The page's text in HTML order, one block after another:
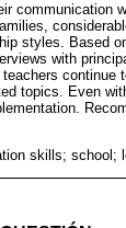
communication
styles. Based
with
topics. Even
skills; school;